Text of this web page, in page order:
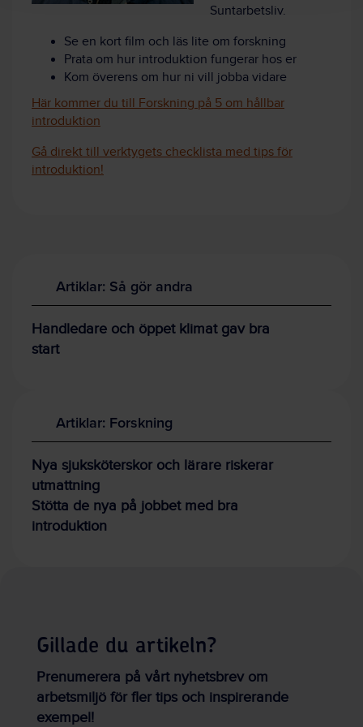
Suntarbetsliv.
Se en kort film och läs lite om forskning
Prata om hur introduktion fungerar hos er
Kom överens om hur ni vill jobba vidare
Här kommer du till Forskning på 5 om hållbar
introduktion
Gå direkt till verktygets checklista med tips för
introduktion!
Artiklar: Så gör andra
Handledare och öppet klimat gav bra
start
Artiklar: Forskning
Nya sjuksköterskor och lärare riskerar
utmattning
Stötta de nya på jobbet med bra
introduktion
Gillade du artikeln?
Prenumerera på vårt nyhetsbrev om
arbetsmiljö för fler tips och inspirerande
exempel!